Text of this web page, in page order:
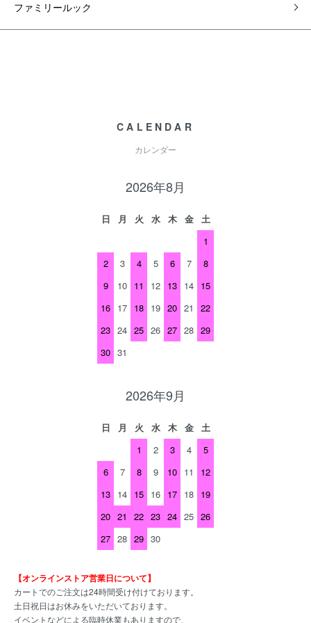
ファミリールック
CALENDAR
カレンダー
2026年8月
日 月 火 水 木 金
土
1
2
3 4 5 6 7
8
9
10 11 12 13 14 15
16 17 18 19 20 21
22
23 24 25 26 27 28 29
30 31
2026年9月
日 月 火 水 木 金
土
1
2 3 4
5
6
7 8 9 10 11
12
13 14 15 16 17 18 19
20 21 22 23 24 25 26
27 28 29 30
【オンラインストア営業日について】
カートでのご注文は24時間受け付けております。
土日祝日はお休みをいただいております。
イベントなどによる臨時休業もありますので、